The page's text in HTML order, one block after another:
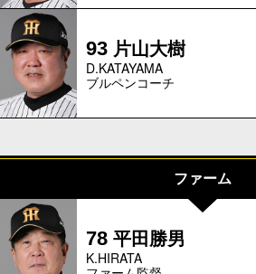
93 片山大樹
D.KATAYAMA
ブルペンコーチ
ファーム
78 平田勝男
K.HIRATA